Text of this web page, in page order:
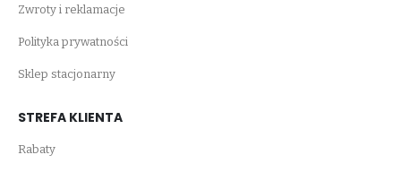
Zwroty i reklamacje
Polityka prywatności
Sklep stacjonarny
STREFA KLIENTA
Rabaty